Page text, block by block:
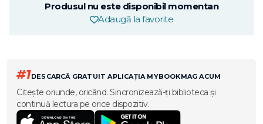
Produsul nu este disponibil momentan
Adaugă la favorite
#1DESCARCĂ GRATUIT APLICAȚIA MYBOOKMAG ACUM
Citește oriunde, oricând. Sincronizează-ți biblioteca și
continuă lectura pe orice dispozitiv.